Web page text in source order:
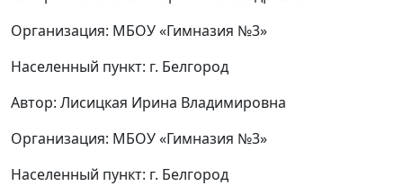
Организация: МБОУ «Гимназия №3»
Населенный пункт: г. Белгород
Автор: Лисицкая Ирина Владимировна
Организация: МБОУ «Гимназия №3»
Населенный пункт: г. Белгород